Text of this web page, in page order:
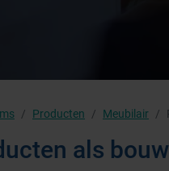
Producten Meubilair
als